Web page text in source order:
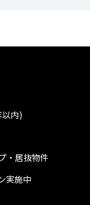
内)
・居抜物件
実施中